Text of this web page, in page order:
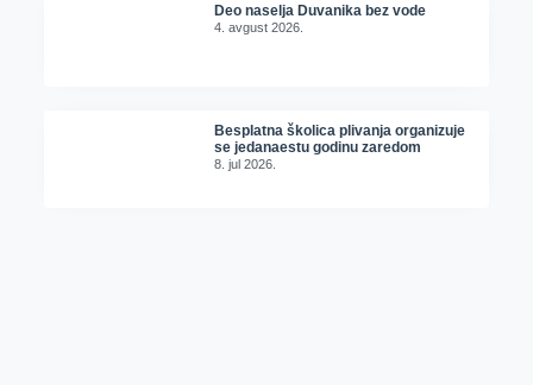
Deo naselja Duvanika bez vode
4. avgust 2026.
Besplatna školica plivanja organizuje
se jedanaestu godinu zaredom
8. jul 2026.